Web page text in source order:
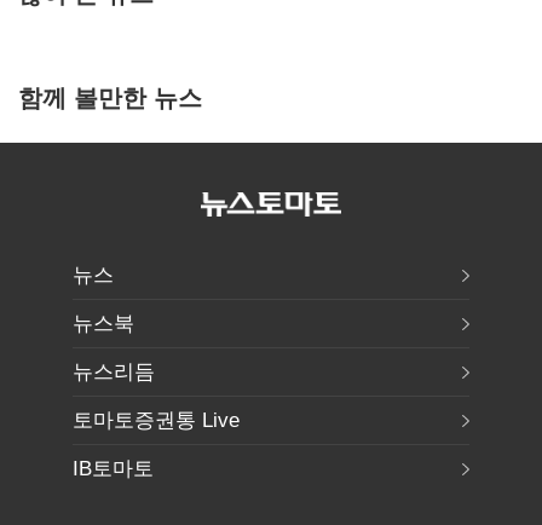
함께 볼만한 뉴스
뉴스
뉴스북
뉴스리듬
토마토증권통 Live
IB토마토